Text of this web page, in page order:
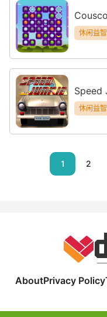
休闲益智
Speed
休闲益智
1 2
AboutPrivacy Policy